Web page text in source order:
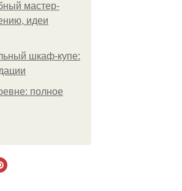
мастер-
идеи
шкаф-купе:
полное